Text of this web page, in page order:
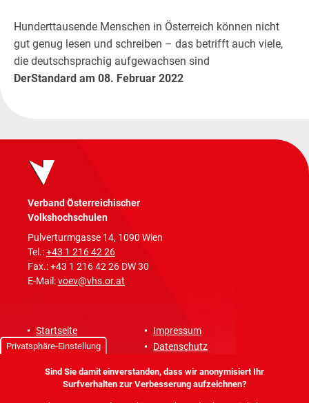
Hunderttausende Menschen in Österreich können nicht
gut genug lesen und schreiben – das betrifft auch viele,
die deutschsprachig aufgewachsen sind
DerStandard am 08. Februar 2022
Verband Österreichischer
Volkshochschulen
Pulverturmgasse 14, 1090 Wien
Tel.:+43 1 216 42 26
Fax.: +43 1 216 42 26 DW 30
E-Mail:voev@vhs.or.at
Startseite
Sitemap
Impressum
Datenschutz
Privatsphäre-Einstellung
Sind Sie damit einverstanden, dass wir anonymisiert Ihr
Surfverhalten zur Verbesserung aufzeichnen?